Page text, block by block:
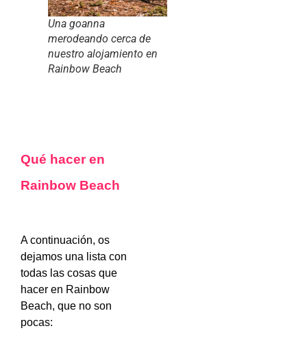
Una goanna
merodeando cerca de
nuestro alojamiento en
Rainbow Beach
Qué hacer en
Rainbow Beach
A continuación, os
dejamos una lista con
todas las cosas que
hacer en Rainbow
Beach, que no son
pocas: